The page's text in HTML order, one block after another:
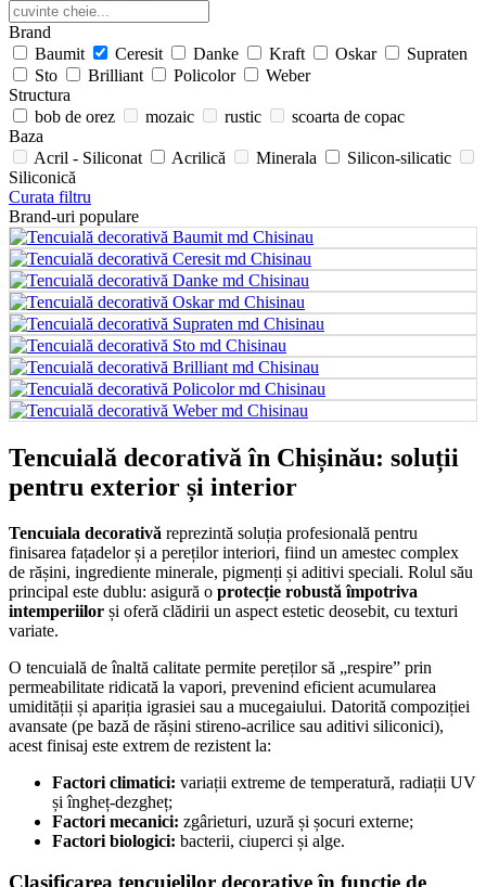
Brand
Baumit
Ceresit Danke Kraft Oskar
Supraten
Sto
Brilliant Policolor
Weber
Structura
bob de orez
mozaic rustic
scoarta de copac
Baza
Acril - Siliconat
Acrilică Minerala
Silicon-silicatic
Siliconică
Curata filtru
Brand-uri populare
Tencuială decorativă în Chișinău: soluții
pentru exterior și interior
Tencuiala decorativă reprezintă soluția profesională pentru
finisarea fațadelor și a pereților interiori, fiind un amestec complex
de rășini, ingrediente minerale, pigmenți și aditivi speciali. Rolul său
principal este dublu: asigură o protecție robustă împotriva
intemperiilor și oferă clădirii un aspect estetic deosebit, cu texturi
variate.
O tencuială de înaltă calitate permite pereților să „respire” prin
permeabilitate ridicată la vapori, prevenind eficient acumularea
umidității și apariția igrasiei sau a mucegaiului. Datorită compoziției
avansate (pe bază de rășini stireno-acrilice sau aditivi siliconici),
acest finisaj este extrem de rezistent la:
Factori climatici: variații extreme de temperatură, radiații UV
și îngheț-dezgheț;
Factori mecanici: zgârieturi, uzură și șocuri externe;
Factori biologici: bacterii, ciuperci și alge.
Clasificarea tencuielilor decorative în funcție de